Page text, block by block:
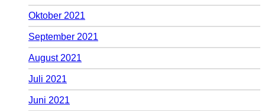
Oktober 2021
September 2021
August 2021
Juli 2021
Juni 2021